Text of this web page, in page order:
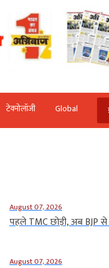
टेक्‍नोलॉजी Global
August 07, 2026
पहले TMC छोड़ी, अब BJP से
August 07, 2026